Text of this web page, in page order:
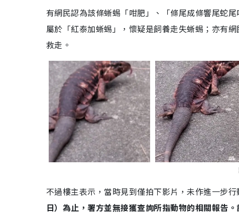
有網民認為該條蜥蜴「咁肥」、「條尾成條響尾蛇
屬於「紅泰加蜥蜴」，懷疑是飼養走失蜥蜴；亦有
救走。
不過樓主表示，當時見到僅拍下影片，未作進一步行
日）為止，署方並無接獲查詢所指動物的相關報告